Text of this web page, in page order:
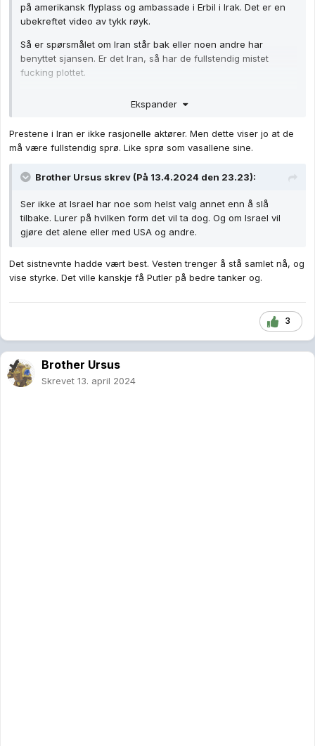
på amerikansk flyplass og ambassade i Erbil i Irak. Det er en
ubekreftet video av tykk røyk.
Så er spørsmålet om Iran står bak eller noen andre har
benyttet sjansen. Er det Iran, så har de fullstendig mistet
fucking plottet.
Ekspander
Prestene i Iran er ikke rasjonelle aktører. Men dette viser jo at de
må være fullstendig sprø. Like sprø som vasallene sine.
Brother Ursus skrev (På 13.4.2024 den 23.23):
Ser ikke at Israel har noe som helst valg annet enn å slå
tilbake. Lurer på hvilken form det vil ta dog. Og om Israel vil
gjøre det alene eller med USA og andre.
Det sistnevnte hadde vært best. Vesten trenger å stå samlet nå, og
vise styrke. Det ville kanskje få Putler på bedre tanker og.
3
Brother Ursus
Skrevet 13. april 2024